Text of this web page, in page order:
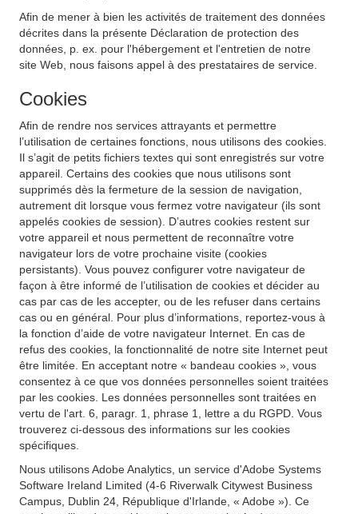
Afin de mener à bien les activités de traitement des données
décrites dans la présente Déclaration de protection des
données, p. ex. pour l'hébergement et l'entretien de notre
site Web, nous faisons appel à des prestataires de service.
Cookies
Afin de rendre nos services attrayants et permettre
l’utilisation de certaines fonctions, nous utilisons des cookies.
Il s’agit de petits fichiers textes qui sont enregistrés sur votre
appareil. Certains des cookies que nous utilisons sont
supprimés dès la fermeture de la session de navigation,
autrement dit lorsque vous fermez votre navigateur (ils sont
appelés cookies de session). D’autres cookies restent sur
votre appareil et nous permettent de reconnaître votre
navigateur lors de votre prochaine visite (cookies
persistants). Vous pouvez configurer votre navigateur de
façon à être informé de l’utilisation de cookies et décider au
cas par cas de les accepter, ou de les refuser dans certains
cas ou en général. Pour plus d’informations, reportez-vous à
la fonction d’aide de votre navigateur Internet. En cas de
refus des cookies, la fonctionnalité de notre site Internet peut
être limitée. En acceptant notre « bandeau cookies », vous
consentez à ce que vos données personnelles soient traitées
par les cookies. Les données personnelles sont traitées en
vertu de l'art. 6, paragr. 1, phrase 1, lettre a du RGPD. Vous
trouverez ci-dessous des informations sur les cookies
spécifiques.
Nous utilisons Adobe Analytics, un service d'Adobe Systems
Software Ireland Limited (4-6 Riverwalk Citywest Business
Campus, Dublin 24, République d'Irlande, « Adobe »). Ce